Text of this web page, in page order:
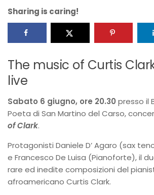
Sharing is caring!
The music of Curtis
live
Sabato 6 giugno, ore 20.30 presso il
Poeta di San Martino del Carso,
of Clark.
Protagonisti Daniele D’ Agaro (sax
e Francesco De Luisa (Pianoforte), il
rare ed inedite composizioni del
afroamericano Curtis Clark.